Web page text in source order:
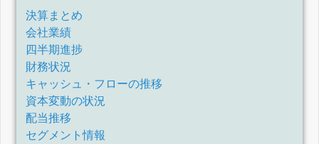
決算まとめ
会社業績
四半期進捗
財務状況
キャッシュ・フローの推移
資本変動の状況
配当推移
セグメント情報